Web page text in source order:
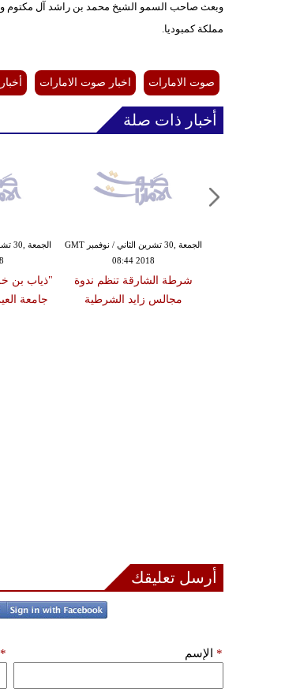
وبعث صاحب السمو الشيخ محمد بن راشد آل مكتوم
مملكة كمبوديا.
صوت الامارات اخبار صوت الامارات
أخبار ذات صلة
"ذياب بن
جامعة
الجمعة ,30 تشرين الثاني / نوفمبر GMT
08:44 2018
شرطة الشارقة تنظم ندوة
مجالس زايد الشرطية
أرسل تعليقك
الإسم *
*